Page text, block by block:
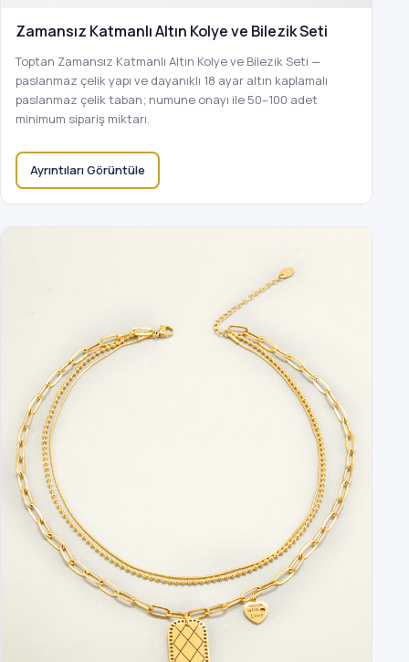
Zamansız Katmanlı Altın Kolye ve Bilezik Seti
Toptan Zamansız Katmanlı Altın Kolye ve Bilezik Seti —
paslanmaz çelik yapı ve dayanıklı 18 ayar altın kaplamalı
paslanmaz çelik taban; numune onayı ile 50–100 adet
minimum sipariş miktarı.
Ayrıntıları Görüntüle